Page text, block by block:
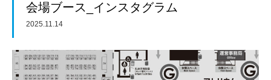
会場ブース_インスタグラム
2025.11.14